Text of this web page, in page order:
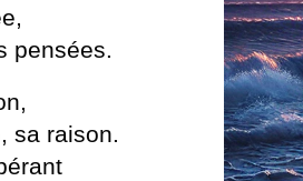
pensées.
sa raison.